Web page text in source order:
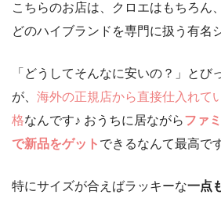
こちらのお店は、クロエはもちろん
どのハイブランドを専門に扱う有名
「どうしてそんなに安いの？」とび
が、 海外の正規店から直接仕入れて
格なんです♪ おうちに居ながらファ
で新品をゲット できるなんて最高で
特にサイズが合えばラッキーな一点